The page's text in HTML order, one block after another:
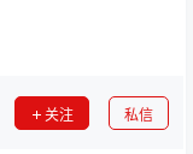
关注 私信